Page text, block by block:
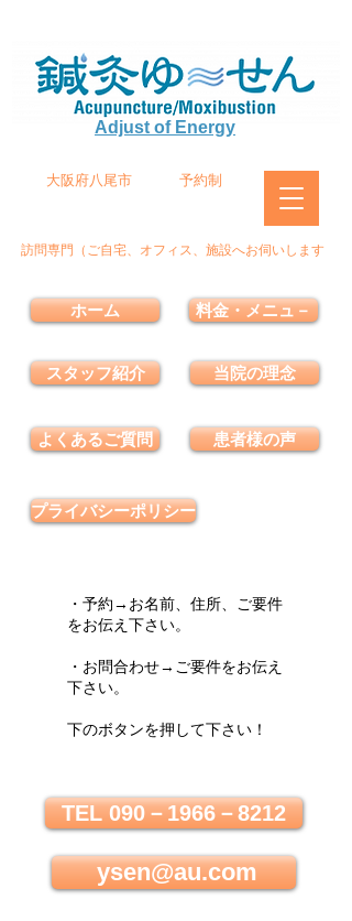
Adjust of Energy
大阪府八尾市 予約制
訪問専門（ご自宅、オフィス、施設へお伺いします
ホーム
スタッフ紹介
よくあるご質問
料金・メニュ－
当院の理念
患者様の声
プライバシーポリシー
・予約→お名前、住所、ご要件
をお伝え下さい。
・お問合わせ→ご要件をお伝え
下さい。
下のボタンを押して下さい！
TEL 090－1966－8212
ysen@au.com